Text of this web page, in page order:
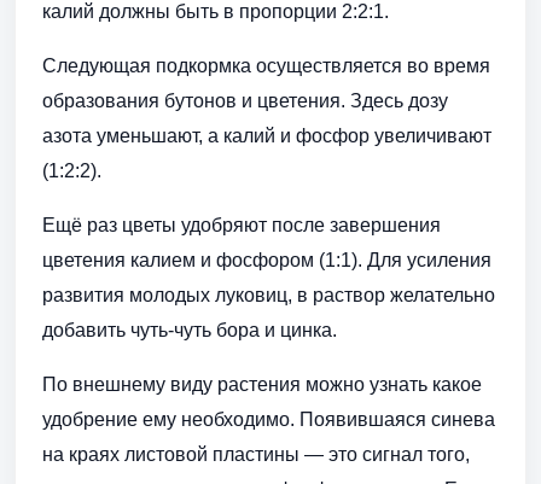
калий должны быть в пропорции 2:2:1.
Следующая подкормка осуществляется во время
образования бутонов и цветения. Здесь дозу
азота уменьшают, а калий и фосфор увеличивают
(1:2:2).
Ещё раз цветы удобряют после завершения
цветения калием и фосфором (1:1). Для усиления
развития молодых луковиц, в раствор желательно
добавить чуть-чуть бора и цинка.
По внешнему виду растения можно узнать какое
удобрение ему необходимо. Появившаяся синева
на краях листовой пластины — это сигнал того,